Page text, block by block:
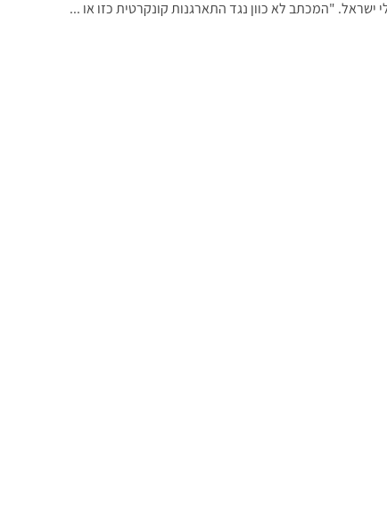
ישראל. "המכתב לא כוון נגד התארגנות קונקרטית כזו או ...